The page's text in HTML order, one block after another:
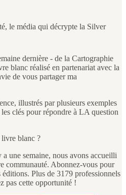
le média qui décrypte la Silver
dernière - de la Cartographie
blanc réalisé en partenariat avec la
de vous partager ma
illustrés par plusieurs exemples
clés pour répondre à LA question
blanc ?
une semaine, nous avons accueilli
communauté. Abonnez-vous pour
Plus de 3179 professionnels
pas cette opportunité !